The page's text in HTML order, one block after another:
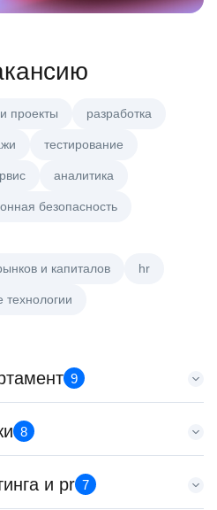
проекты разработка
тестирование
аналитика
безопасность
и капиталов hr
9
продаж
департамент
8
(сегмент SMB)
и pr 7